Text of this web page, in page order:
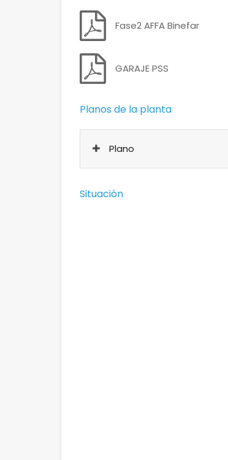
Fase2 AFFA Binefar
GARAJE PSS
Planos de la planta
Plano
Situación